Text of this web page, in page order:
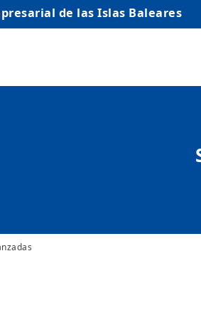
de las Islas Baleares